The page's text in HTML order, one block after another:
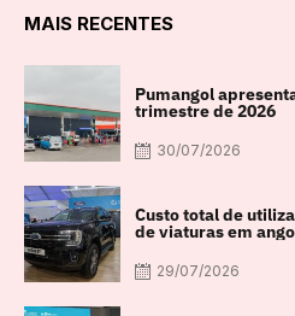
MAIS RECENTES
Pumangol
trimestre de 2026
30/07/2026
Custo total de
de viaturas em
29/07/2026